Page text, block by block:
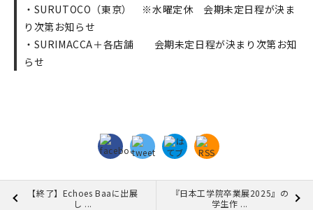
・SURUTOCO（東京） ※水曜定休 会期未定日程が決ま
り次第お知らせ
・SURIMACCA＋各店舗 会期未定日程が決まり次第お知
らせ
【終了】Echoes Baaに出展
し ...
『日本工学院卒業展2025』の
学生作 ...